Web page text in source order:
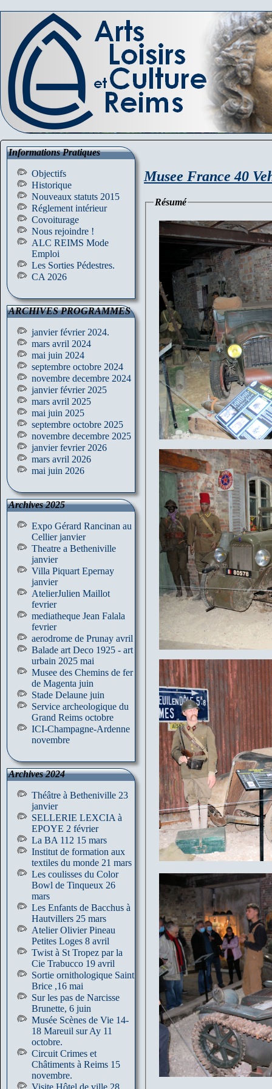
Informations Pratiques
Objectifs
Historique
Nouveaux statuts 2015
Réglement intérieur
Covoiturage
Nous rejoindre !
ALC REIMS Mode
Emploi
Les Sorties Pédestres.
CA 2026
ARCHIVES PROGRAMMES
janvier février 2024.
mars avril 2024
mai juin 2024
septembre octobre 2024
novembre decembre 2024
janvier février 2025
mars avril 2025
mai juin 2025
septembre octobre 2025
novembre decembre 2025
janvier fevrier 2026
mars avril 2026
mai juin 2026
Archives 2025
Expo Gérard Rancinan au
Cellier janvier
Theatre a Betheniville
janvier
Villa Piquart Epernay
janvier
AtelierJulien Maillot
fevrier
mediatheque Jean Falala
fevrier
aerodrome de Prunay avril
Balade art Deco 1925 - art
urbain 2025 mai
Musee des Chemins de fer
de Magenta juin
Stade Delaune juin
Service archeologique du
Grand Reims octobre
ICI-Champagne-Ardenne
novembre
Archives 2024
Théâtre à Betheniville 23
janvier
SELLERIE LEXCIA à
EPOYE 2 février
La BA 112 15 mars
Institut de formation aux
textiles du monde 21 mars
Les coulisses du Color
Bowl de Tinqueux 26
mars
Les Enfants de Bacchus à
Hautvillers 25 mars
Atelier Olivier Pineau
Petites Loges 8 avril
Twist à St Tropez par la
Cie Trabucco 19 avril
Sortie ornithologique Saint
Brice ,16 mai
Sur les pas de Narcisse
Brunette, 6 juin
Musée Scènes de Vie 14-
18 Mareuil sur Ay 11
octobre.
Circuit Crimes et
Châtiments à Reims 15
novembre.
Visite Hôtel de ville 28
Musee France 40
Résumé